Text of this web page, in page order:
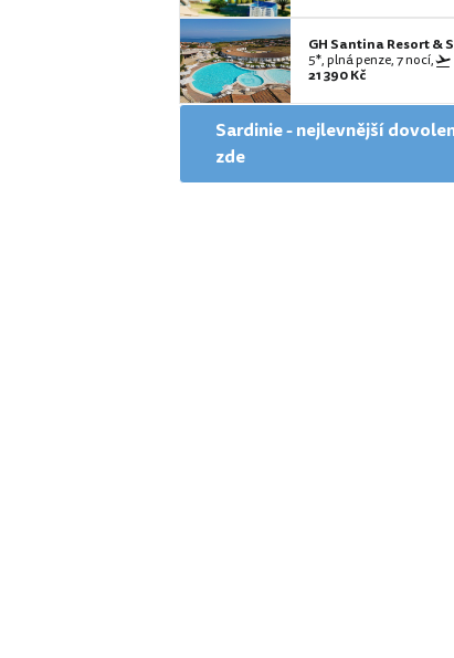
GH Santina Resort &
5*, plná penze, 7 nocí,
21 390 Kč
Sardinie - nejlevnější
zde